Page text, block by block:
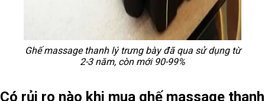
Ghế massage thanh lý trưng bày đã qua sử dụng từ
2-3 năm, còn mới 90-99%
Có rủi ro nào khi mua ghế massage thanh